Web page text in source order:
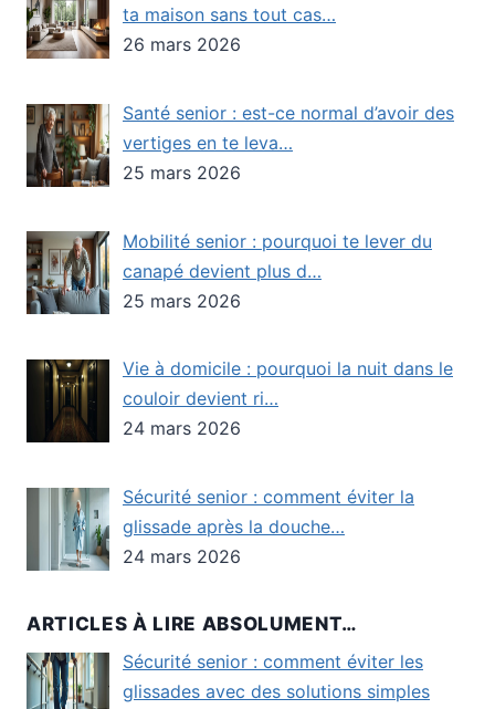
ta maison sans tout cas…
26 mars 2026
Santé senior : est-ce normal d’avoir des
vertiges en te leva…
25 mars 2026
Mobilité senior : pourquoi te lever du
canapé devient plus d…
25 mars 2026
Vie à domicile : pourquoi la nuit dans le
couloir devient ri…
24 mars 2026
Sécurité senior : comment éviter la
glissade après la douche…
24 mars 2026
ARTICLES À LIRE ABSOLUMENT…
Sécurité senior : comment éviter les
glissades avec des solutions simples